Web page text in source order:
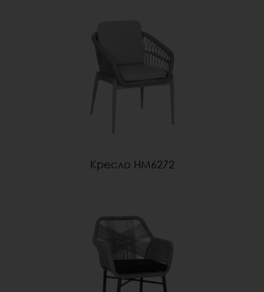
Кресло HM6272